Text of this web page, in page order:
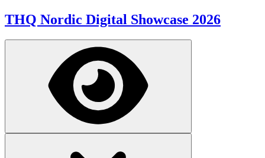
THQ Nordic Digital Showcase 2026